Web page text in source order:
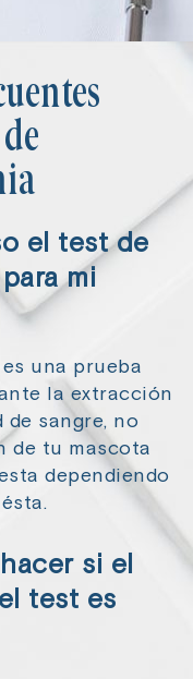
el test de
mi
una prueba
la extracción
sangre, no
de tu mascota
dependiendo
si el
test es